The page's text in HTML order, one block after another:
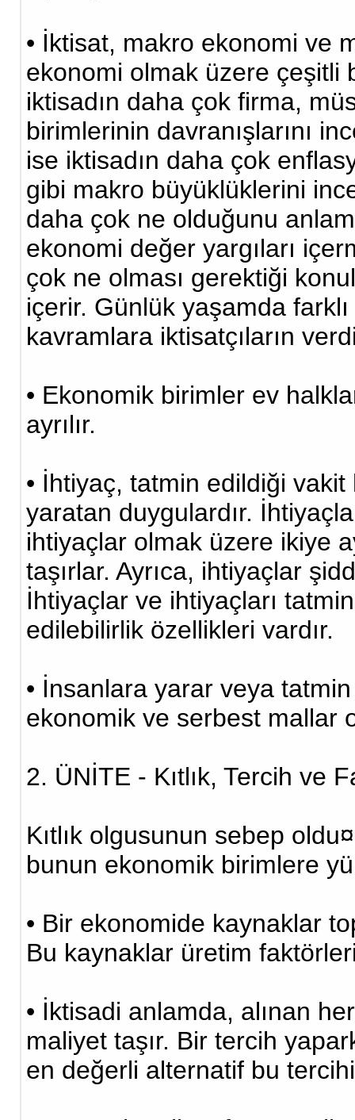
• İktisat, makro ekonomi ve
ekonomi olmak üzere çeşitli
iktisadın daha çok firma,
birimlerinin davranışlarını
ise iktisadın daha çok
gibi makro büyüklüklerini
daha çok ne olduğunu
ekonomi değer yargıları
çok ne olması gerektiği
içerir. Günlük yaşamda
kavramlara iktisatçıların
• Ekonomik birimler ev
ayrılır.
• İhtiyaç, tatmin edildiği vakit
yaratan duygulardır.
ihtiyaçlar olmak üzere ikiye
taşırlar. Ayrıca, ihtiyaçlar
İhtiyaçlar ve ihtiyaçları
edilebilirlik özellikleri vardır.
• İnsanlara yarar veya
ekonomik ve serbest mallar
2. ÜNİTE - Kıtlık, Tercih ve
Kıtlık olgusunun sebep
bunun ekonomik birimlere
• Bir ekonomide kaynaklar
Bu kaynaklar üretim
• İktisadi anlamda, alınan
maliyet taşır. Bir tercih
en değerli alternatif bu